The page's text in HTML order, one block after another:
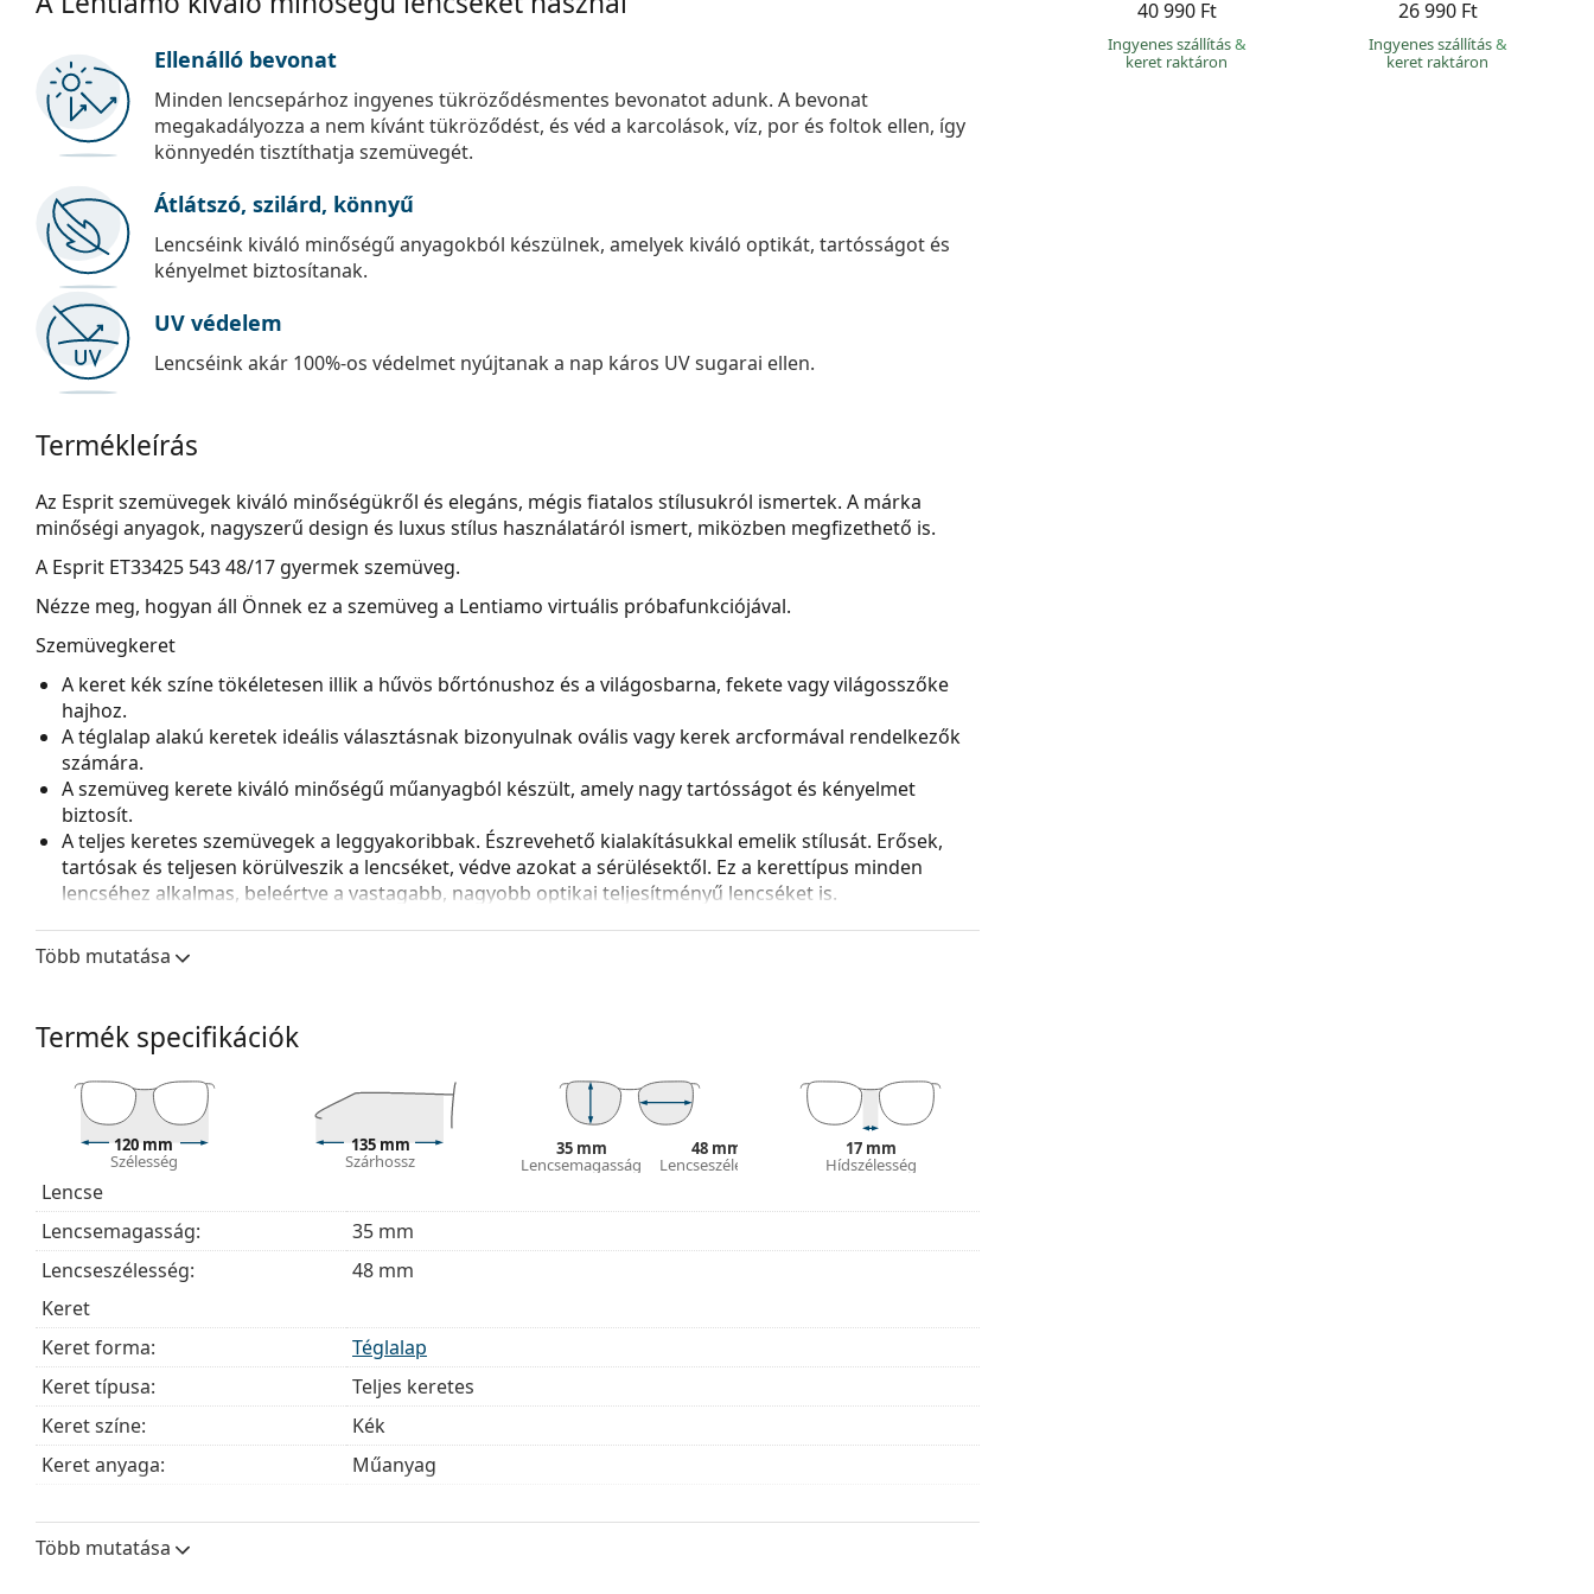
40 990 Ft
Ingyenes szállítás&
keret raktáron
26 990 Ft
Ingyenes szállítás&
keret raktáron
Ellenálló bevonat
Minden lencsepárhoz ingyenes tükröződésmentes bevonatot adunk. A bevonat
megakadályozza a nem kívánt tükröződést, és véd a karcolások, víz, por és foltok ellen, így
könnyedén tisztíthatja szemüvegét.
Átlátszó, szilárd, könnyű
Lencséink kiváló minőségű anyagokból készülnek, amelyek kiváló optikát, tartósságot és
kényelmet biztosítanak.
UV védelem
Lencséink akár 100%-os védelmet nyújtanak a nap káros UV sugarai ellen.
Termékleírás
Az Esprit szemüvegek kiváló minőségükről és elegáns, mégis fiatalos stílusukról ismertek. A márka
minőségi anyagok, nagyszerű design és luxus stílus használatáról ismert, miközben megfizethető is.
A Esprit ET33425 543 48/17 gyermek szemüveg.
Nézze meg, hogyan áll Önnek ez a szemüveg a Lentiamo virtuális próbafunkciójával.
Szemüvegkeret
A keret kék színe tökéletesen illik a hűvös bőrtónushoz és a világosbarna, fekete vagy világosszőke
hajhoz.
A téglalap alakú keretek ideális választásnak bizonyulnak ovális vagy kerek arcformával rendelkezők
számára.
A szemüveg kerete kiváló minőségű műanyagból készült, amely nagy tartósságot és kényelmet
biztosít.
A teljes keretes szemüvegek a leggyakoribbak. Észrevehető kialakításukkal emelik stílusát. Erősek,
tartósak és teljesen körülveszik a lencséket, védve azokat a sérülésektől. Ez a kerettípus minden
lencséhez alkalmas, beleértve a vastagabb, nagyobb optikai teljesítményű lencséket is.
Kiegészítők
A szemüveget eredeti tokjában szállítjuk. A tok színe és kialakítása eltérő lehet.
szövetzsák is tartozhat.
Fedezze fel a teljes
útmutatónkat, ha segítségre van szüksége a választáshoz.
Ez orvostechnikai eszköz. Használat előtt olvasd el a használati útmutatót.
Több mutatása
Termék specifikációk
120 mm
Szélesség
135 mm
Szárhossz
35 mm
Lencsemagasság
48 mm
Lencseszélesség
17 mm
Hídszélesség
Lencse
Lencsemagasság:
35 mm
Lencseszélesség:
48 mm
Keret
Keret forma:
Téglalap
Keret típusa:
Teljes keretes
Keret színe:
Kék
Keret anyaga:
Műanyag
Szélesség:
Több mutatása